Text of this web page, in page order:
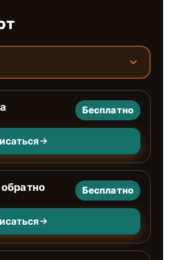
Бесплатно
Бесплатно